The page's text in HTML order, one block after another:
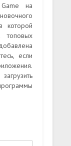
на
топовых
если